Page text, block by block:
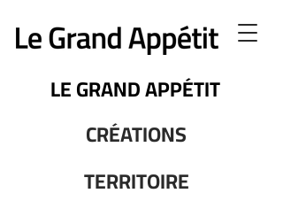
LE GRAND APPÉTIT
CRÉATIONS
TERRITOIRE